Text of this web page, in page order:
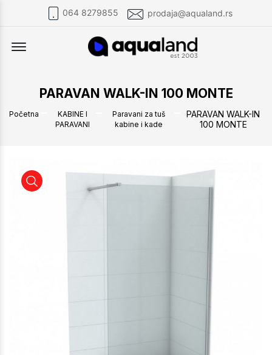
064 8279855 prodaja@aqualand.rs
Offcanvas Menu Open
PARAVAN WALK-IN 100 MONTE
Početna
KABINE I
PARAVANI
Paravani za tuš
kabine i kade
PARAVAN WALK-IN
100 MONTE
PARAVAN WALK-IN 100 MONTE